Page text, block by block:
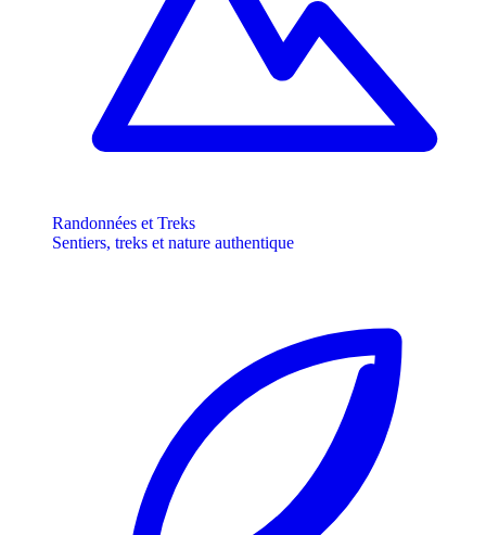
Randonnées et Treks
Sentiers, treks et nature authentique